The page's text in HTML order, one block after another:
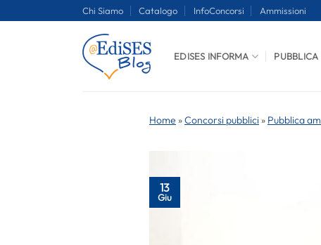
Chi Siamo Catalogo InfoConcorsi Ammissioni
EDISES INFORMA
Home »Concorsi pubblici » Pubblica
13
Giu